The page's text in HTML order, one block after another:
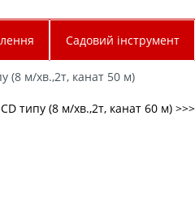
Садовий інструмент
(8 м/хв.,2т, канат 50 м)
типу (8 м/хв.,2т, канат 60 м) >>>